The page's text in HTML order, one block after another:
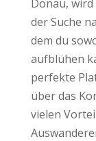
Donau,
der Suche
dem du
aufblühen
perfekte
über das
vielen